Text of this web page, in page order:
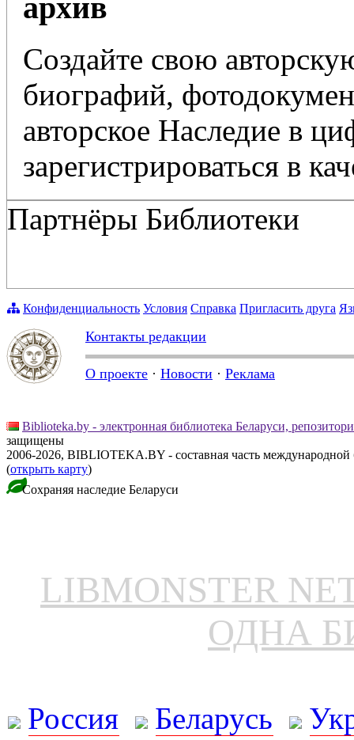
архив
Создайте свою
биографий,
авторское Наследие в
зарегистрироваться в
Партнёры Библиотеки
Конфиденциальность Условия Справка Пригласить друга
Контакты редакции
О проекте · Новости · Реклама
Biblioteka.by - электронная библиотека Беларуси,
защищены
2006-2026, BIBLIOTEKA.BY - составная часть
(открыть карту)
Сохраняя наследие Беларуси
LIBMONSTER
ОДНА
Россия Беларусь